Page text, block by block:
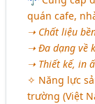
quán cafe,
➝ Chất liệu
➝ Đa dạng về
➝ Thiết kế, in
✧ Năng lực
trường (Việt